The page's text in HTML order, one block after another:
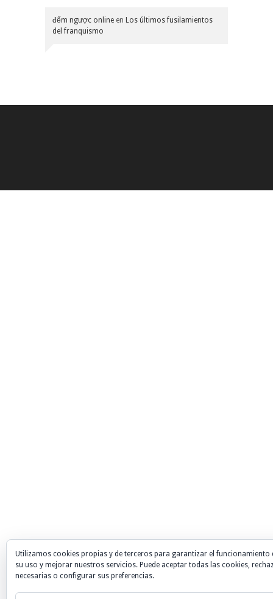
đếm ngược online en Los últimos fusilamientos
del franquismo
Utilizamos cookies propias y de terceros para garantizar el funcionamiento
su uso y mejorar nuestros servicios. Puede aceptar todas las cookies,
necesarias o configurar sus preferencias.